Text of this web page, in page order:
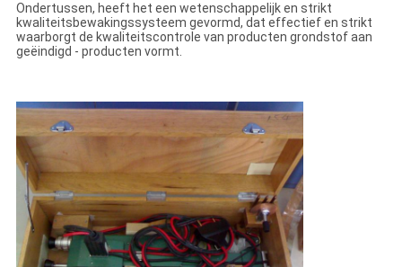
Ondertussen, heeft het een wetenschappelijk en strikt
kwaliteitsbewakingssysteem gevormd, dat effectief en strikt
waarborgt de kwaliteitscontrole van producten grondstof aan
geëindigd - producten vormt.